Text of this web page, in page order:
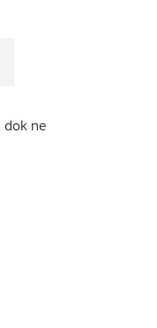
ne